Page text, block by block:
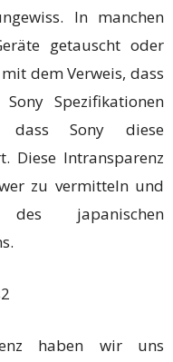
In manchen
getauscht oder
dem Verweis, dass
Spezifikationen
dass Sony diese
Diese Intransparenz
zu vermitteln und
japanischen
haben wir uns